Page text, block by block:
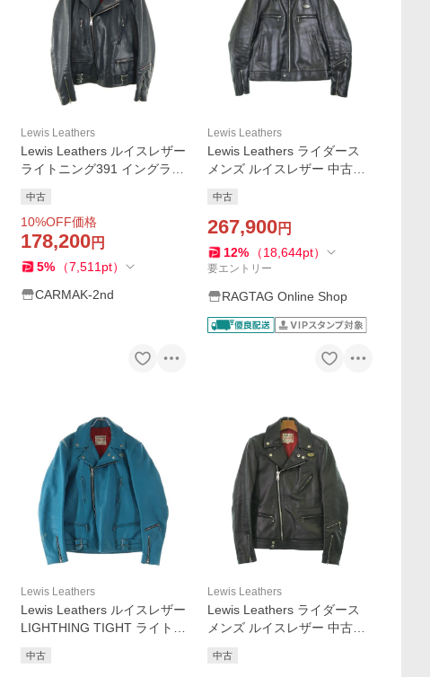
Lewis Leathers
Lewis Leathers ルイスレザー
ライトニング391 イングラン
ケット 36 ネイビー Lightning
＃391 メンズ 古着 中古
中古
10%OFF価格
178,200円
5% （7,511 pt）
CARMAK-2nd
Lewis Leathers
Lewis Leathers ライダース
メンズ ルイスレザー 中古
中古
267,900円
12% （18,644pt）
要エントリー
RAGTAG Online Shop
Lewis Leathers
Lewis Leathers ルイスレザー
LIGHTHING TIGHT ライトニ
ルライダースジャケット タ
中古
Lewis Leathers
Lewis Leathers ライダース
メンズ ルイスレザー 中古
中古